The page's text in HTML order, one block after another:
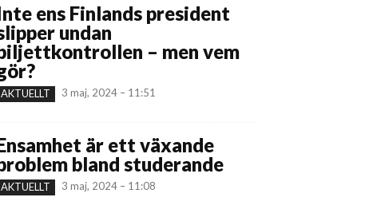
ens Finlands president
undan
– men vem
AKTUELLT 3 maj, 2024 – 11:51
är ett växande
bland studerande
AKTUELLT 3 maj, 2024 – 11:08